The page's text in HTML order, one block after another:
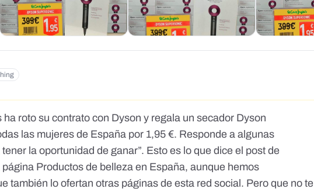
ha roto su contrato con Dyson y regala un secador Dyson
las mujeres de España por 1,95 €. Responde a algunas
la oportunidad de ganar”. Esto es lo que dice el post de
página Productos de belleza en España, aunque hemos
también lo ofertan otras páginas de esta red social. Pero que no te